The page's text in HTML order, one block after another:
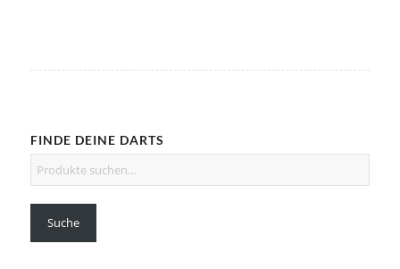
FINDE DEINE DARTS
Suche